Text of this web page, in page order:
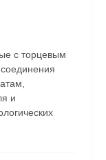
с торцевым
и